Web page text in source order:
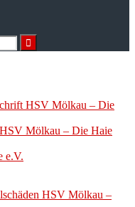
HSV Mölkau – Die
Mölkau – Die Haie
e.V.
HSV Mölkau –